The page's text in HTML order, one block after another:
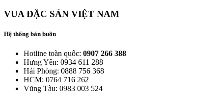
VUA ĐẶC SẢN VIỆT NAM
Hệ thống bán buôn
Hotline toàn quốc: 0907 266 388
Hưng Yên: 0934 611 288
Hải Phòng: 0888 756 368
HCM: 0764 716 262
Vũng Tàu: 0983 003 524